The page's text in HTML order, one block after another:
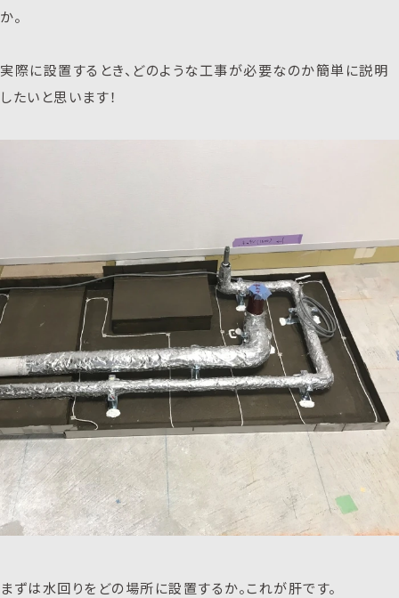
か。
実際に設置するとき、どのような工事が必要なのか簡単に説明
したいと思います！
まずは水回りをどの場所に設置するか。これが肝です。